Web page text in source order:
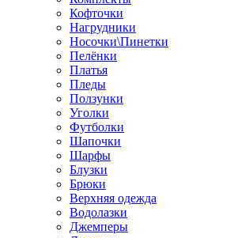
Кофточки
Нагрудники
Носочки\Пинетки
Пелёнки
Платья
Пледы
Ползунки
Уголки
Футболки
Шапочки
Шарфы
Блузки
Брюки
Верхняя одежда
Водолазки
Джемперы